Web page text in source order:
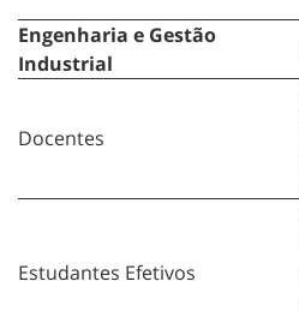
Engenharia e Gestão
Industrial
Docentes
Estudantes Efetivos